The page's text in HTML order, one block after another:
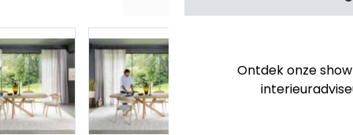
Ontdek onze